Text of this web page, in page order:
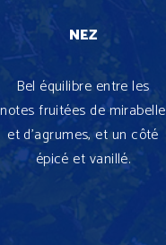
NEZ
Bel équilibre entre les
notes fruitées de mirabelle
et d’agrumes, et un côté
épicé et vanillé.